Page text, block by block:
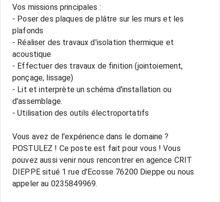
Vos missions principales :
- Poser des plaques de plâtre sur les murs et les
plafonds
- Réaliser des travaux d'isolation thermique et
acoustique
- Effectuer des travaux de finition (jointoiement,
ponçage, lissage)
- Lit et interprète un schéma d'installation ou
d'assemblage.
- Utilisation des outils électroportatifs
Vous avez de l'expérience dans le domaine ?
POSTULEZ ! Ce poste est fait pour vous ! Vous
pouvez aussi venir nous rencontrer en agence CRIT
DIEPPE situé 1 rue d'Ecosse 76200 Dieppe ou nous
appeler au 0235849969.